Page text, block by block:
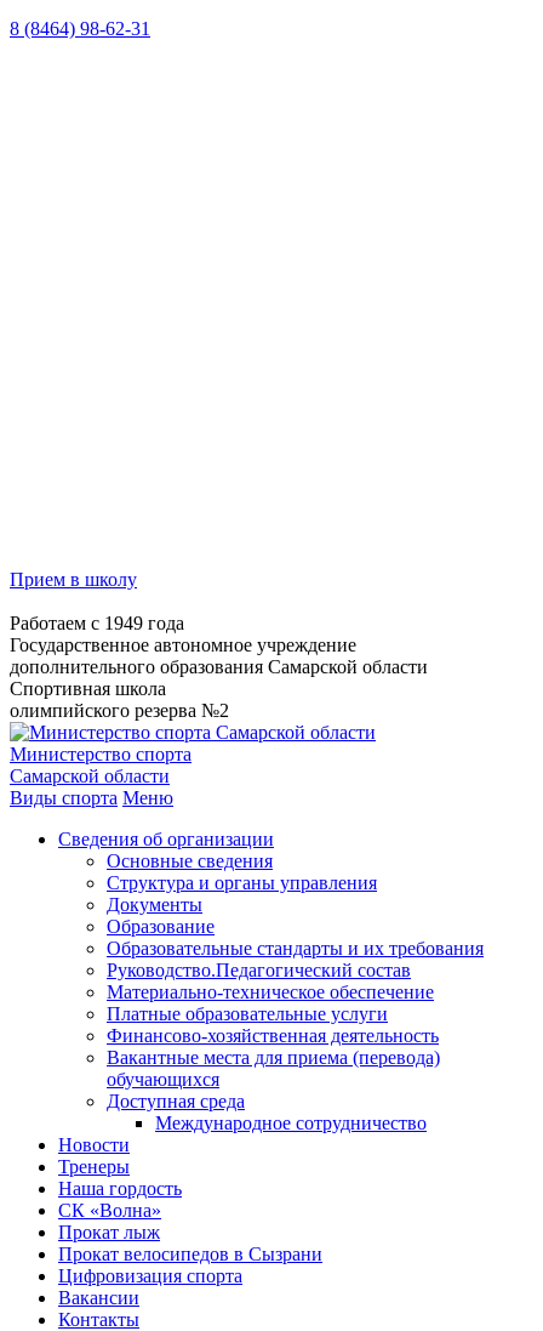
8 (8464) 98-62-31
Прием в школу
Работаем с 1949 года
Государственное автономное учреждение
дополнительного образования Самарской области
Спортивная школа
олимпийского резерва №2
Министерство спорта
Самарской области
Виды спорта Меню
Сведения об организации
Основные сведения
Структура и органы управления
Документы
Образование
Образовательные стандарты и их требования
Руководство.Педагогический состав
Материально-техническое обеспечение
Платные образовательные услуги
Финансово-хозяйственная деятельность
Вакантные места для приема (перевода)
обучающихся
Доступная среда
Международное сотрудничество
Новости
Тренеры
Наша гордость
СК «Волна»
Прокат лыж
Прокат велосипедов в Сызрани
Цифровизация спорта
Вакансии
Контакты